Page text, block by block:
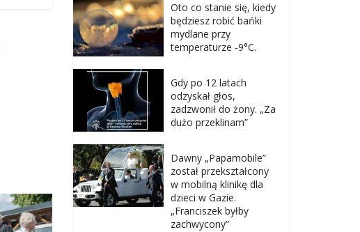
Oto co stanie się, kiedy
będziesz robić bańki
mydlane przy
temperaturze -9°C.
Gdy po 12 latach
odzyskał głos,
zadzwonił do żony. „Za
dużo przeklinam”
Dawny „Papamobile”
został przekształcony
w mobilną klinikę dla
dzieci w Gazie.
„Franciszek byłby
zachwycony”